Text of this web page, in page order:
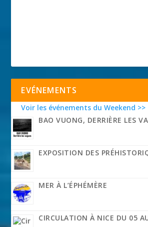
EVÉNEMENTS
Voir les événements du Weekend >>
BAO VUONG, DERRIÈRE LES
EXPOSITION DES
MER À L’ÉPHÉMÈRE
CIRCULATION À NICE DU 05